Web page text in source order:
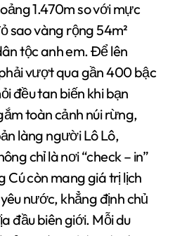
1.470m so với mực
sao vàng rộng 54m²
tộc anh em. Để lên
vượt qua gần 400 bậc
đều tan biến khi bạn
toàn cảnh núi rừng,
làng người Lô Lô,
chỉ là nơi “check – in”
Cú còn mang giá trị lịch
nước, khẳng định chủ
đầu biên giới. Mỗi du